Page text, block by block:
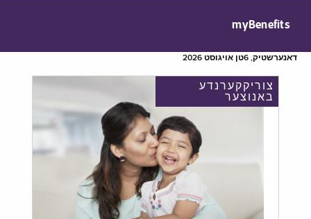
myBenefits
דאנערשטיק, 6טן אויגוסט 2026
צוריקקערנדע
באנוצער